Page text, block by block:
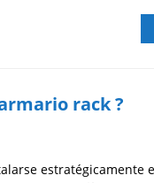
rack ?
estratégicamente